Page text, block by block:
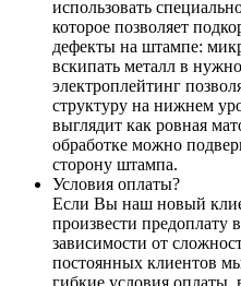
использовать
которое позволяет
дефекты на штампе:
вскипать металл в
электроплейтинг
структуру на нижнем
выглядит как ровная
обработке можно
сторону штампа.
Условия оплаты?
Если Вы наш новый
произвести предоплату
зависимости от
постоянных клиентов